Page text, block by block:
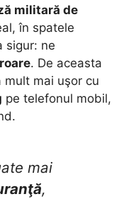
militară de
în spatele
sigur: ne
. De aceasta
mai uşor cu
pe telefonul mobil,
mai
,